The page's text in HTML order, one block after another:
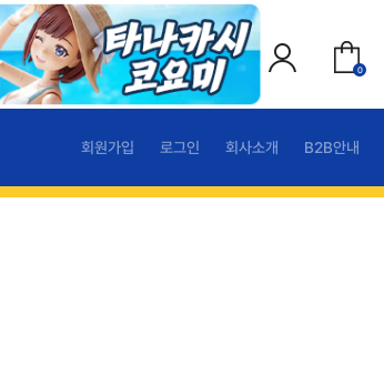
0
회원가입 로그인 회사소개 B2B안내